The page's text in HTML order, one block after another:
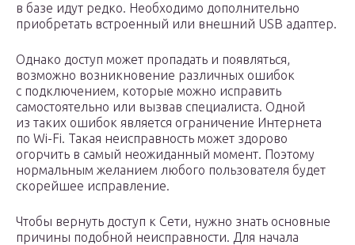
в базе идут редко. Необходимо дополнительно
приобретать встроенный или внешний USB адаптер.
Однако доступ может пропадать и появляться,
возможно возникновение различных ошибок
с подключением, которые можно исправить
самостоятельно или вызвав специалиста. Одной
из таких ошибок является ограничение Интернета
по Wi-Fi. Такая неисправность может здорово
огорчить в самый неожиданный момент. Поэтому
нормальным желанием любого пользователя будет
скорейшее исправление.
Чтобы вернуть доступ к Сети, нужно знать основные
причины подобной неисправности. Для начала